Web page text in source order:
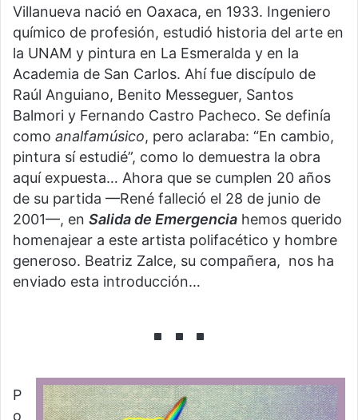
Villanueva nació en Oaxaca, en 1933. Ingeniero
químico de profesión, estudió historia del arte en
la UNAM y pintura en La Esmeralda y en la
Academia de San Carlos. Ahí fue discípulo de
Raúl Anguiano, Benito Messeguer, Santos
Balmori y Fernando Castro Pacheco. Se definía
como analfamúsico, pero aclaraba: “En cambio,
pintura sí estudié”, como lo demuestra la obra
aquí expuesta… Ahora que se cumplen 20 años
de su partida —René falleció el 28 de junio de
2001—, en Salida de Emergencia hemos querido
homenajear a este artista polifacético y hombre
generoso. Beatriz Zalce, su compañera, nos ha
enviado esta introducción…
P
o